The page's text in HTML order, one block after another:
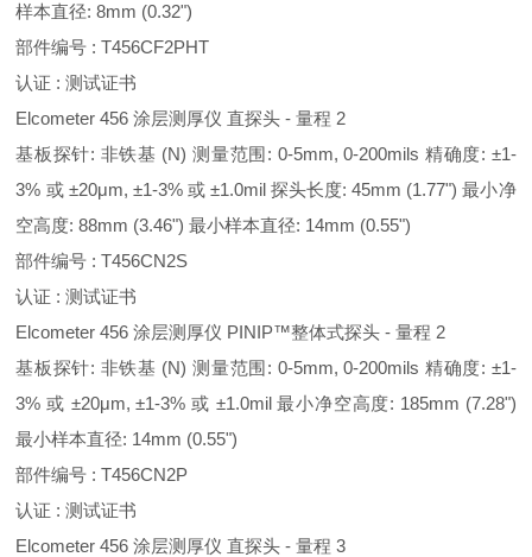
样本直径: 8mm (0.32")
部件编号 : T456CF2PHT
认证 : 测试证书
Elcometer 456 涂层测厚仪 直探头 - 量程 2
基板探针: 非铁基 (N) 测量范围: 0-5mm, 0-200mils 精确度: ±1-
3% 或 ±20μm, ±1-3% 或 ±1.0mil 探头长度: 45mm (1.77") 最小净
空高度: 88mm (3.46") 最小样本直径: 14mm (0.55")
部件编号 : T456CN2S
认证 : 测试证书
Elcometer 456 涂层测厚仪 PINIP™整体式探头 - 量程 2
基板探针: 非铁基 (N) 测量范围: 0-5mm, 0-200mils 精确度: ±1-
3% 或 ±20μm, ±1-3% 或 ±1.0mil 最小净空高度: 185mm (7.28")
最小样本直径: 14mm (0.55")
部件编号 : T456CN2P
认证 : 测试证书
Elcometer 456 涂层测厚仪 直探头 - 量程 3